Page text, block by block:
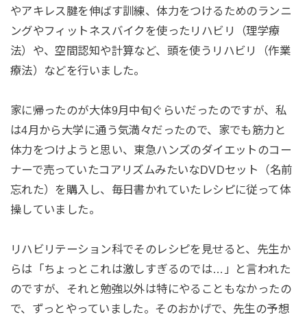
やアキレス腱を伸ばす訓練、体力をつけるためのランニ
ングやフィットネスバイクを使ったリハビリ（理学療
法）や、空間認知や計算など、頭を使うリハビリ（作業
療法）などを行いました。
家に帰ったのが大体9月中旬ぐらいだったのですが、私
は4月から大学に通う気満々だったので、家でも筋力と
体力をつけようと思い、東急ハンズのダイエットのコー
ナーで売っていたコアリズムみたいなDVDセット（名前
忘れた）を購入し、毎日書かれていたレシピに従って体
操していました。
リハビリテーション科でそのレシピを見せると、先生か
らは「ちょっとこれは激しすぎるのでは…」と言われた
のですが、それと勉強以外は特にやることもなかったの
で、ずっとやっていました。そのおかげで、先生の予想